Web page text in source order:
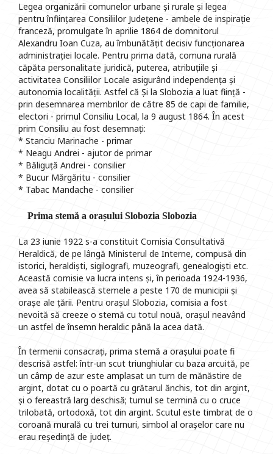
Legea organizării comunelor urbane și rurale și legea
pentru înființarea Consiliilor Județene - ambele de inspirație
franceză, promulgate în aprilie 1864 de domnitorul
Alexandru Ioan Cuza, au îmbunătățit decisiv funcționarea
administrației locale. Pentru prima dată, comuna rurală
căpăta personalitate juridică, puterea, atribuțiile și
activitatea Consiliilor Locale asigurând independența și
autonomia localității. Astfel că Și la Slobozia a luat ființă -
prin desemnarea membrilor de către 85 de capi de familie,
electori - primul Consiliu Local, la 9 august 1864. În acest
prim Consiliu au fost desemnați:
* Stanciu Marinache - primar
* Neagu Andrei - ajutor de primar
* Băliguță Andrei - consilier
* Bucur Mărgăritu - consilier
* Tabac Mandache - consilier
Prima stemă a orașului Slobozia Slobozia
La 23 iunie 1922 s-a constituit Comisia Consultativă
Heraldică, de pe lângă Ministerul de Interne, compusă din
istorici, heraldiști, sigilografi, muzeografi, genealogiști etc.
Această comisie va lucra intens și, în perioada 1924-1936,
avea să stabilească stemele a peste 170 de municipii și
orașe ale țării. Pentru orașul Slobozia, comisia a fost
nevoită să creeze o stemă cu totul nouă, orașul neavând
un astfel de însemn heraldic până la acea dată.
În termenii consacrați, prima stemă a orașului poate fi
descrisă astfel: într-un scut triunghiular cu baza arcuită, pe
un câmp de azur este amplasat un turn de mănăstire de
argint, dotat cu o poartă cu grătarul ănchis, tot din argint,
și o fereastră larg deschisă; turnul se termină cu o cruce
trilobată, ortodoxă, tot din argint. Scutul este timbrat de o
coroană murală cu trei turnuri, simbol al orașelor care nu
erau reședință de județ.